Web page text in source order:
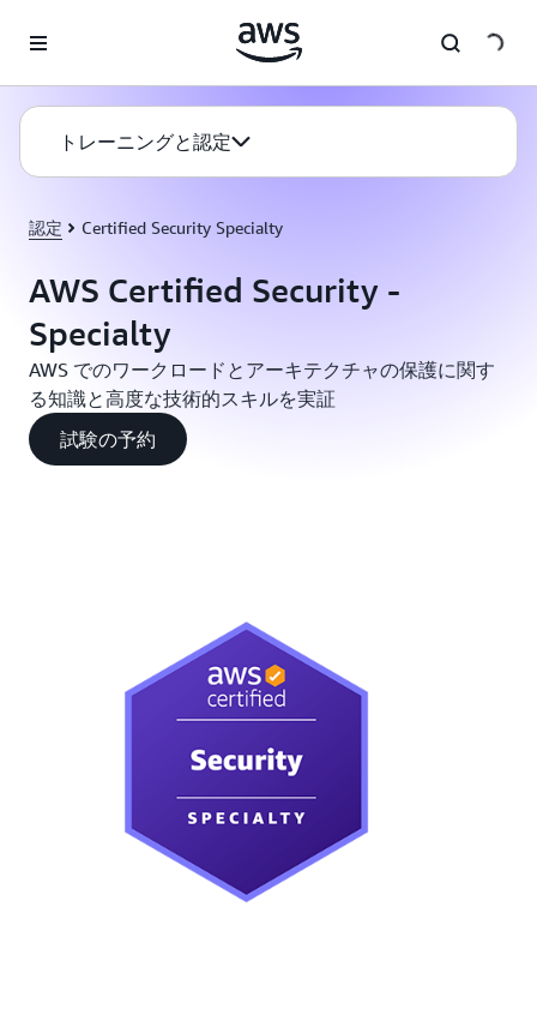
トレーニングと認定
認定 Certified Security Specialty
AWS Certified Security -
Specialty
AWS でのワークロードとアーキテクチャの保護に関す
る知識と高度な技術的スキルを実証
試験の予約